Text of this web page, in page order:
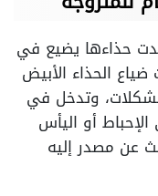
حذاءها يضيع في
الحذاء الأبيض
وتدخل في
أو اليأس
عن مصدر إليه